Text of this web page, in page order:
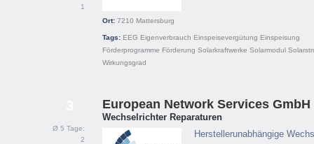
1
Ort: 7210 Mattersburg
Tags: EEG Eigenverbrauch Einspeisevergütung Einspeisung
Förderprogramme Förderung Solarkraftwerke Solarmodul
Wirkungsgrad
Ø 5 Tage:
2
European Network Services GmbH
Wechselrichter Reparaturen
Herstellerunabhängige